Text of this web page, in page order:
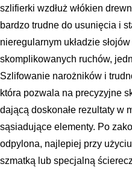
szlifierki wzdłuż włókien
bardzo trudne do usunięcia i
nieregularnym układzie
skomplikowanych ruchów,
Szlifowanie narożników i
która pozwala na precyzyjne
dającą doskonałe rezultaty w
sąsiadujące elementy. Po
odpylona, najlepiej przy
szmatką lub specjalną